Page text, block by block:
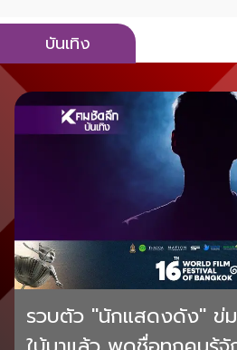
บันเทิง
รวบตัว "นักแสดงดัง" ข่